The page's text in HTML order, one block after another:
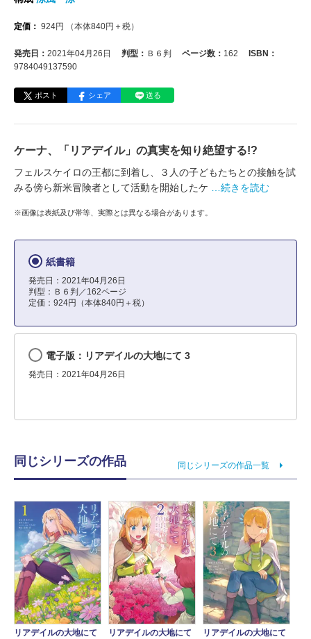
定価： 924円 （本体840円＋税）
発売日： 2021年04月26日 判型： Ｂ６判 ページ数： 162
ISBN：
9784049137590
ポスト シェア 送る
ケーナ、「リアデイル」の真実を知り絶望する!?
フェルスケイロの王都に到着し、３人の子どもたちとの接触を試
みる傍ら新米冒険者として活動を開始したケ
…続きを読む
※画像は表紙及び帯等、実際とは異なる場合があります。
紙書籍
発売日：2021年04月26日
判型：Ｂ６判／162ページ
定価：924円（本体840円＋税）
電子版：リアデイルの大地にて 3
発売日：2021年04月26日
同じシリーズの作品 同じシリーズの作品一覧
リアデイルの大地にて
リアデイルの大地にて
リアデイルの大地にて